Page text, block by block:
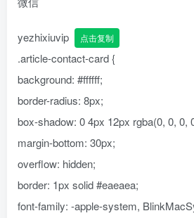
yezhixiuvip 点击复制
.article-contact-card {
background: #ffffff;
border-radius: 8px;
box-shadow: 0 4px 12px rgba(0, 0, 0,
margin-bottom: 30px;
overflow: hidden;
border: 1px solid #eaeaea;
font-family: -apple-system,